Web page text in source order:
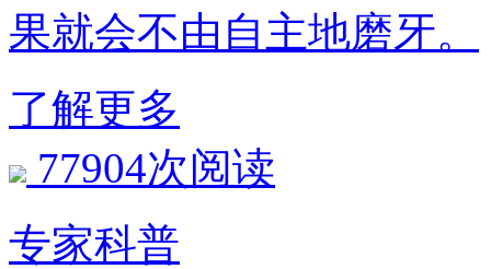
果就会不由自主地磨牙。
了解更多
77904次阅读
专家科普